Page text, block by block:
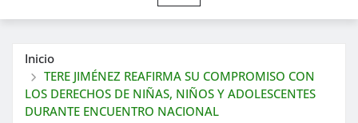
Inicio
TERE JIMÉNEZ REAFIRMA SU COMPROMISO CON
LOS DERECHOS DE NIÑAS, NIÑOS Y ADOLESCENTES
DURANTE ENCUENTRO NACIONAL